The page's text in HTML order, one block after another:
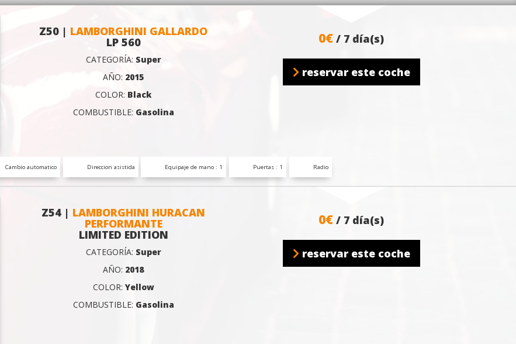
Z50 | LAMBORGHINI GALLARDO
LP 560
CATEGORÍA: Super
AÑO: 2015
COLOR: Black
COMBUSTIBLE: Gasolina
0€ / 7 día(s)
reservar este coche
Cambio automatico Direccion asistida Equipaje de mano : 1 Puertas : 1 Radio
Z54 | LAMBORGHINI HURACAN
PERFORMANTE
LIMITED EDITION
CATEGORÍA: Super
AÑO: 2018
COLOR: Yellow
COMBUSTIBLE: Gasolina
0€ / 7 día(s)
reservar este coche